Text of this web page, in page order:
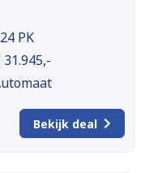
PK
31.945,-
Bekijk deal